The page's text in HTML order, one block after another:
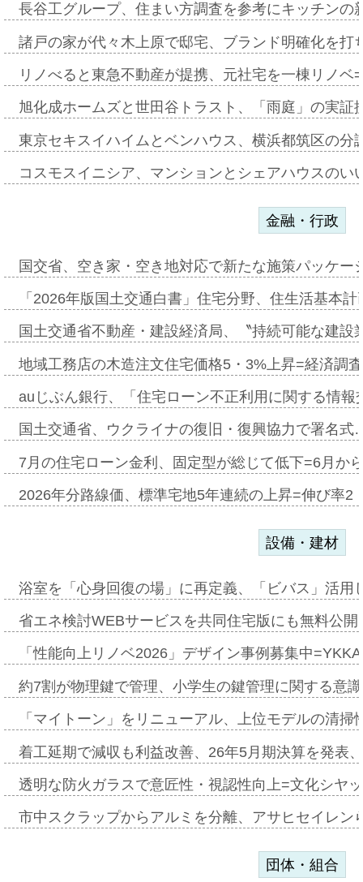
長谷工グループ、住まい方調査を参考にキッチン
諸戸の家が代々木上原で邸宅、ブランド明確化を
リノべると東急不動産が提携、元社宅を一棟リノ
旭化成ホームズと世田谷トラスト、「雨庭」の実
東京セキスイハイムとベンハウス、横浜都筑区の
コスモスイニシア、マンションとシェアハウスの
金融・行政
国交省、空き家・空き地対応で新たな施策パッケ
「2026年版国土交通白書」住宅分野、住生活基本
国土交通省不動産・建設経済局、〝持続可能な建
地域工務店の木造注文住宅価格5・3%上昇=経済調
auじぶん銀行、「住宅ローン不正利用に関する情
国土交通省、ウクライナの復旧・復興協力で署名
7月の住宅ローン金利、固定型が総じて低下=6月か
2026年分路線価、標準宅地5年連続の上昇=伸び率
設備・建材
浴室を「心身回復の場」に再定義、「ビバス」活
省エネ検討WEBサービスを共同住宅版にも無料公
「性能向上リノベ2026」デザイン事例募集中
約7割が物理鍵で管理、小学生の鍵管理に関する意
「マイトーン」をリニューアル、上位モデルの清
着工延期で減収も利益改善、26年5月期決算を発表
透明な防火ガラスで意匠性・視認性向上=文化シヤ
市中スクラップからアルミを分離、アサヒセイレ
団体・組合